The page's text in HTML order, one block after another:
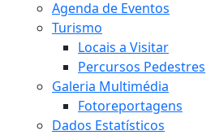
Agenda de Eventos
Turismo
Locais a Visitar
Percursos Pedestres
Galeria Multimédia
Fotoreportagens
Dados Estatísticos